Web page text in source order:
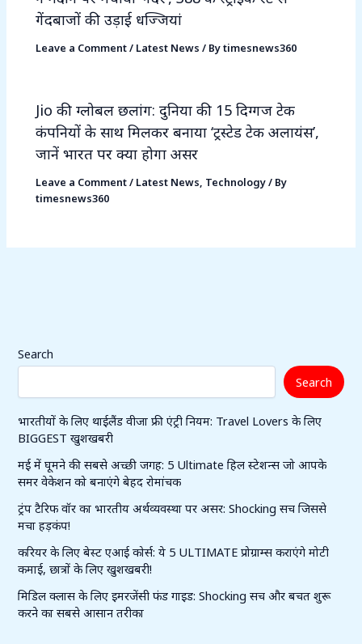
गेंदबाजों की उड़ाई धज्जियां
Leave a Comment/ Latest News / Bytimesnews360
Jio की ग्लोबल छलांग: दुनिया की 15 दिग्गज टेक
कंपनियों के साथ मिलकर बनाया ‘ट्रस्टेड टेक अलायंस’,
जानें भारत पर क्या होगा असर
Leave a Comment/ Latest News, Technology/ By
timesnews360
Search
Search
भारतीयों के लिए थाईलैंड वीजा फ्री एंट्री नियम: Travel Lovers के लिए
BIGGEST खुशखबरी
मई में घूमने की सबसे अच्छी जगह: 5 Ultimate हिल स्टेशन्स जो आपके
समर वेकेशन को बनाएंगे बेहद रोमांचक
ट्रंप टैरिफ वॉर का भारतीय अर्थव्यवस्था पर असर: Shocking सच जिससे
मचा हड़कंप!
करियर के लिए बेस्ट एआई कोर्स: ये 5 ULTIMATE प्रोग्राम्स कराएंगे मोटी
कमाई, छात्रों के लिए खुशखबरी!
मिडिल क्लास के लिए इमरजेंसी फंड गाइड: Shocking सच और बचत शुरू
करने का सबसे आसान तरीका